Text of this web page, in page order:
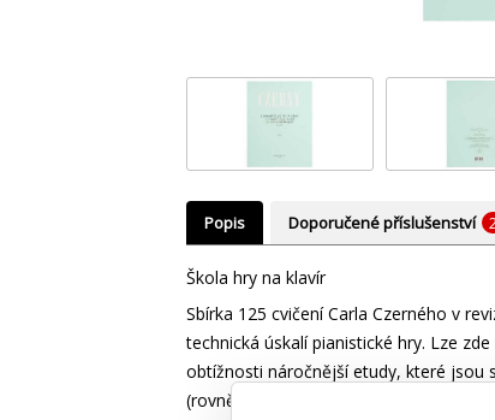
Popis Doporučené příslušenství
Škola hry na klavír
Sbírka 125 cvičení Carla Czerného v
technická úskalí pianistické hry. Lze
obtížnosti náročnější etudy, které jsou
(rovněž ve francouzském překladu),